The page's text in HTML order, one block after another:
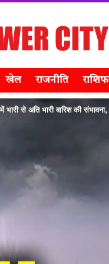
खेल राजनीति
से अति भारी बारिश की संभावना,